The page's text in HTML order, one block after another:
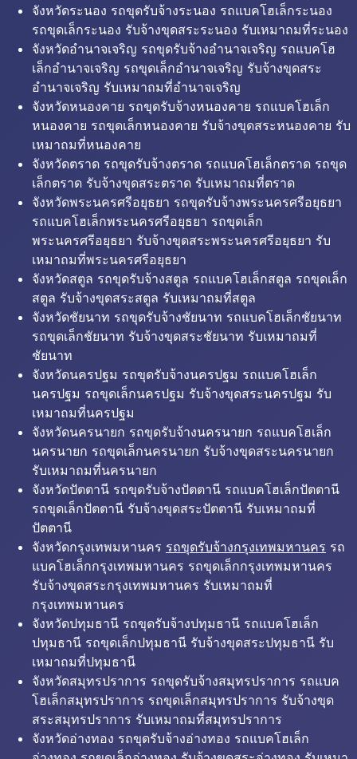
จังหวัดระนอง รถขุดรับจ้างระนอง รถแบคโฮเล็กระนอง
รถขุดเล็กระนอง รับจ้างขุดสระระนอง รับเหมาถมที่ระนอง
จังหวัดอำนาจเจริญ รถขุดรับจ้างอำนาจเจริญ รถแบคโฮ
เล็กอำนาจเจริญ รถขุดเล็กอำนาจเจริญ รับจ้างขุดสระ
อำนาจเจริญ รับเหมาถมที่อำนาจเจริญ
จังหวัดหนองคาย รถขุดรับจ้างหนองคาย รถแบคโฮเล็ก
หนองคาย รถขุดเล็กหนองคาย รับจ้างขุดสระหนองคาย รับ
เหมาถมที่หนองคาย
จังหวัดตราด รถขุดรับจ้างตราด รถแบคโฮเล็กตราด รถขุด
เล็กตราด รับจ้างขุดสระตราด รับเหมาถมที่ตราด
จังหวัดพระนครศรีอยุธยา รถขุดรับจ้างพระนครศรีอยุธยา
รถแบคโฮเล็กพระนครศรีอยุธยา รถขุดเล็ก
พระนครศรีอยุธยา รับจ้างขุดสระพระนครศรีอยุธยา รับ
เหมาถมที่พระนครศรีอยุธยา
จังหวัดสตูล รถขุดรับจ้างสตูล รถแบคโฮเล็กสตูล รถขุดเล็ก
สตูล รับจ้างขุดสระสตูล รับเหมาถมที่สตูล
จังหวัดชัยนาท รถขุดรับจ้างชัยนาท รถแบคโฮเล็กชัยนาท
รถขุดเล็กชัยนาท รับจ้างขุดสระชัยนาท รับเหมาถมที่
ชัยนาท
จังหวัดนครปฐม รถขุดรับจ้างนครปฐม รถแบคโฮเล็ก
นครปฐม รถขุดเล็กนครปฐม รับจ้างขุดสระนครปฐม รับ
เหมาถมที่นครปฐม
จังหวัดนครนายก รถขุดรับจ้างนครนายก รถแบคโฮเล็ก
นครนายก รถขุดเล็กนครนายก รับจ้างขุดสระนครนายก
รับเหมาถมที่นครนายก
จังหวัดปัตตานี รถขุดรับจ้างปัตตานี รถแบคโฮเล็กปัตตานี
รถขุดเล็กปัตตานี รับจ้างขุดสระปัตตานี รับเหมาถมที่
ปัตตานี
จังหวัดกรุงเทพมหานคร รถขุดรับจ้างกรุงเทพมหานคร รถ
แบคโฮเล็กกรุงเทพมหานคร รถขุดเล็กกรุงเทพมหานคร
รับจ้างขุดสระกรุงเทพมหานคร รับเหมาถมที่
กรุงเทพมหานคร
จังหวัดปทุมธานี รถขุดรับจ้างปทุมธานี รถแบคโฮเล็ก
ปทุมธานี รถขุดเล็กปทุมธานี รับจ้างขุดสระปทุมธานี รับ
เหมาถมที่ปทุมธานี
จังหวัดสมุทรปราการ รถขุดรับจ้างสมุทรปราการ รถแบค
โฮเล็กสมุทรปราการ รถขุดเล็กสมุทรปราการ รับจ้างขุด
สระสมุทรปราการ รับเหมาถมที่สมุทรปราการ
จังหวัดอ่างทอง รถขุดรับจ้างอ่างทอง รถแบคโฮเล็ก